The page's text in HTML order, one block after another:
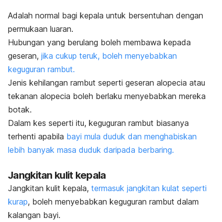
Adalah normal bagi kepala untuk bersentuhan dengan
permukaan luaran.
Hubungan yang berulang boleh membawa kepada
geseran, jika cukup teruk, boleh menyebabkan
keguguran rambut.
Jenis kehilangan rambut seperti geseran alopecia atau
tekanan alopecia boleh berlaku menyebabkan mereka
botak.
Dalam kes seperti itu, keguguran rambut biasanya
terhenti apabila bayi mula duduk dan menghabiskan
lebih banyak masa duduk daripada berbaring.
Jangkitan kulit kepala
Jangkitan kulit kepala, termasuk jangkitan kulat seperti
kurap, boleh menyebabkan keguguran rambut dalam
kalangan bayi.